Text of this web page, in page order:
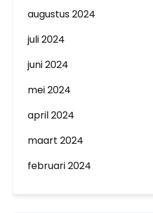
augustus 2024
juli 2024
juni 2024
mei 2024
april 2024
maart 2024
februari 2024